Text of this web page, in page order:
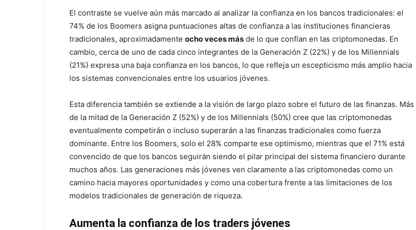
El contraste se vuelve aún más marcado al analizar la confianza en los bancos tradicionales: el
74% de los Boomers asigna puntuaciones altas de confianza a las instituciones financieras
tradicionales, aproximadamente ocho veces más de lo que confían en las criptomonedas. En
cambio, cerca de uno de cada cinco integrantes de la Generación Z (22%) y de los Millennials
(21%) expresa una baja confianza en los bancos, lo que refleja un escepticismo más amplio hacia
los sistemas convencionales entre los usuarios jóvenes.
Esta diferencia también se extiende a la visión de largo plazo sobre el futuro de las finanzas. Más
de la mitad de la Generación Z (52%) y de los Millennials (50%) cree que las criptomonedas
eventualmente competirán o incluso superarán a las finanzas tradicionales como fuerza
dominante. Entre los Boomers, solo el 28% comparte ese optimismo, mientras que el 71% está
convencido de que los bancos seguirán siendo el pilar principal del sistema financiero durante
muchos años. Las generaciones más jóvenes ven claramente a las criptomonedas como un
camino hacia mayores oportunidades y como una cobertura frente a las limitaciones de los
modelos tradicionales de generación de riqueza.
Aumenta la confianza de los traders jóvenes